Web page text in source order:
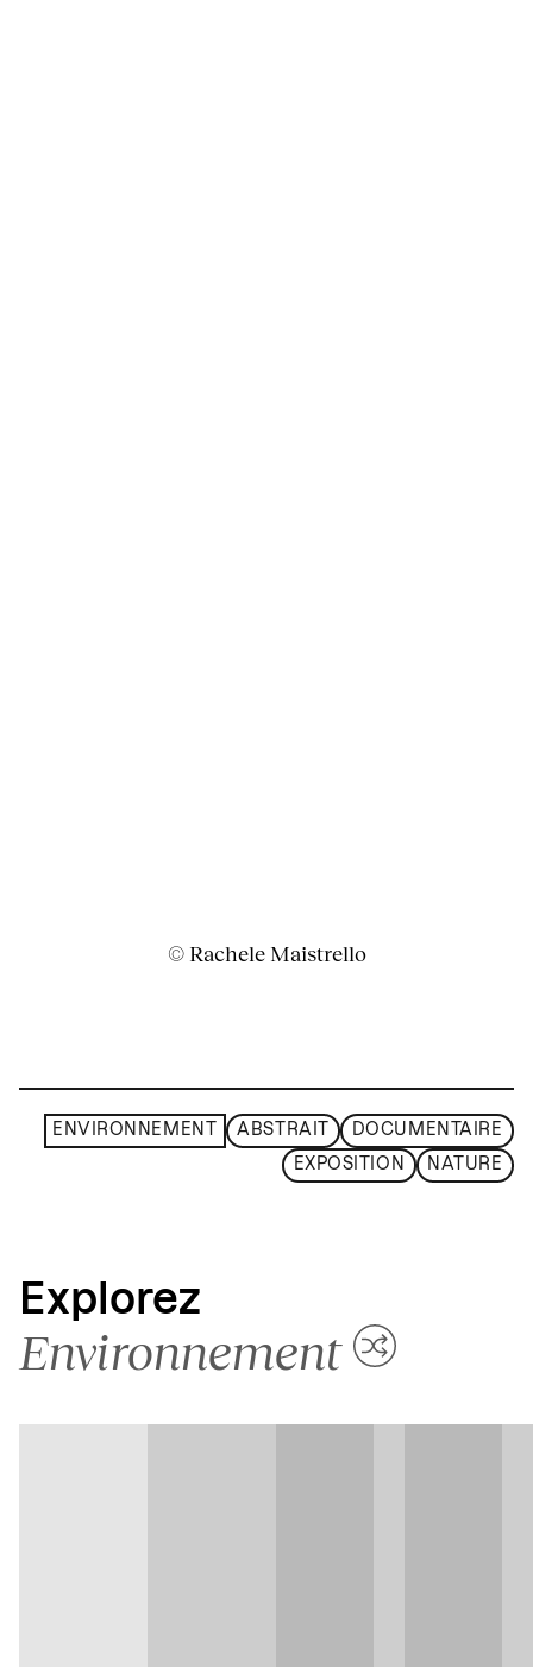
© Rachele Maistrello
ENVIRONNEMENT ABSTRAIT DOCUMENTAIRE
EXPOSITION NATURE
Explorez
Environnement